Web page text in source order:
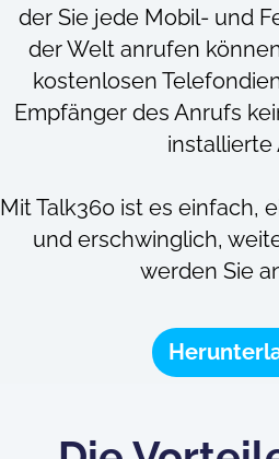
der Sie jede Mobil- und
der Welt anrufen
kostenlosen
Empfänger des Anrufs
installierte
Mit Talk360 ist es einfach,
und erschwinglich,
werden Sie